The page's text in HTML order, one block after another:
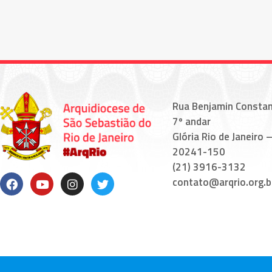
Rua Benjamin
7º andar
Glória Rio de Janeiro
20241-150
(21) 3916-3132